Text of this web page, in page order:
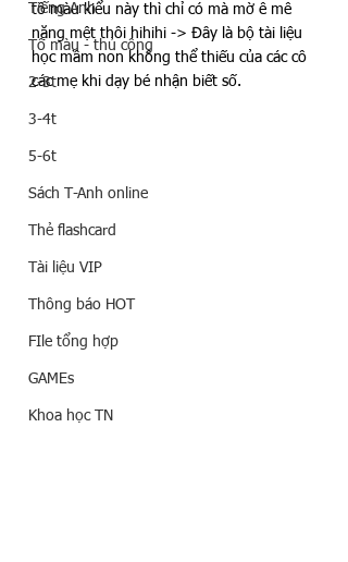
Tiếng Anh
Tô màu - thủ công
2-3t
3-4t
5-6t
Sách T-Anh online
Thẻ flashcard
Tài liệu VIP
Thông báo HOT
FIle tổng hợp
GAMEs
Khoa học TN
tô màu kiểu này thì chỉ có mà mờ ê mê
nặng mệt thôi hihihi -> Đây là bộ tài liệu
học mầm non không thể thiếu của các cô
các mẹ khi dạy bé nhận biết số.